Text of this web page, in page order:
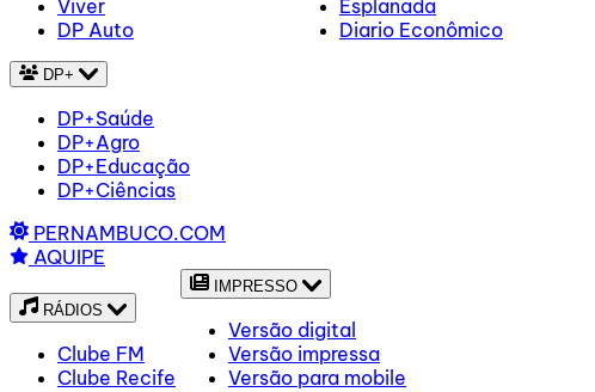
Viver
DP Auto
Esplanada
Diario Econômico
DP+
DP+Saúde
DP+Agro
DP+Educação
DP+Ciências
PERNAMBUCO.COM
AQUIPE
RÁDIOS
Clube FM
Clube Recife
IMPRESSO
Versão digital
Versão impressa
Versão para mobile